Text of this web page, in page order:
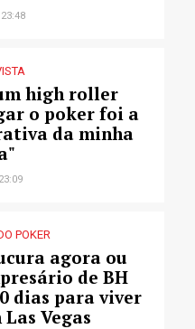
high roller
o poker foi a
da minha
POKER
agora ou
de BH
dias para viver
Vegas